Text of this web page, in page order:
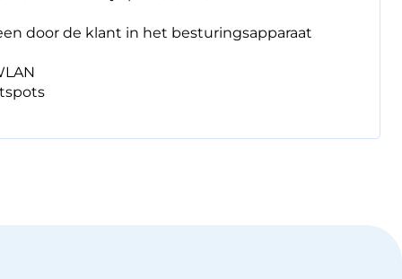
door de klant in het besturingsapparaat